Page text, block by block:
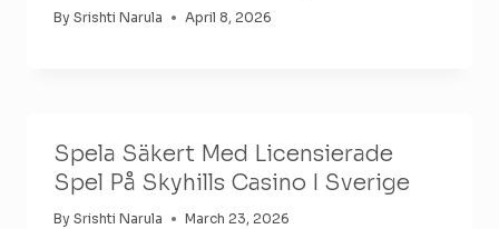
By Srishti Narula April 8, 2026
Spela Säkert Med Licensierade
Spel På Skyhills Casino I Sverige
By Srishti Narula March 23, 2026